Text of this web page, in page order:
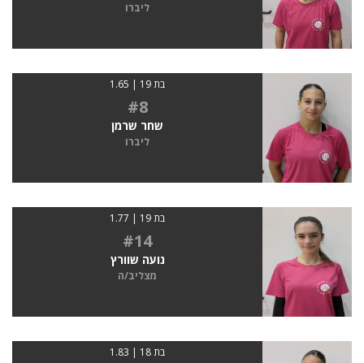
ליברו
בת 19 | 1.65
#8
שחר שרמן
ליברו
בת 19 | 1.77
#14
נועה שוורץ
מצליב/ה
בת 18 | 1.83